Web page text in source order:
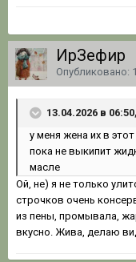
ИрЗефир
Опубликовано:
13.04.2026 в
у меня жена их в
пока не выкипит
масле
Ой, не) я не только
строчков очень
из пены, промывала,
вкусно. Жива, делаю